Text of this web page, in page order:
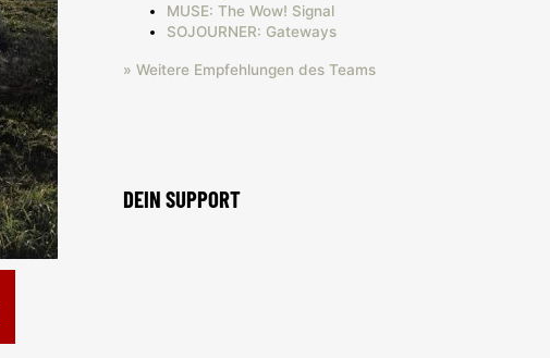
MUSE: The Wow! Signal
SOJOURNER: Gateways
» Weitere Empfehlungen des Teams
DEIN SUPPORT